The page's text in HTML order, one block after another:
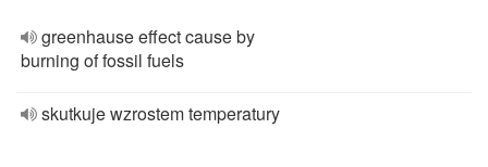
greenhause effect cause by
burning of fossil fuels
skutkuje wzrostem temperatury